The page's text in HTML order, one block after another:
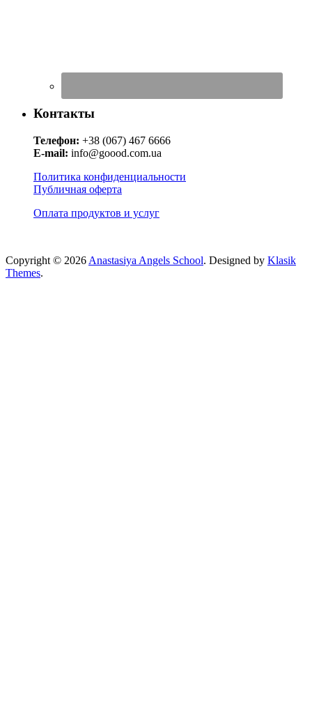
Контакты
Телефон: +38 (067) 467 6666
E-mail: info@goood.com.ua
Политика конфиденциальности
Публичная оферта
Оплата продуктов и услуг
Copyright © 2026 Anastasiya Angels School. Designed by Klasik
Themes.